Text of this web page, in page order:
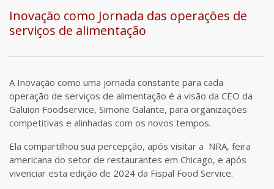
Inovação como Jornada das operações de
serviços de alimentação
A Inovação como uma jornada constante para cada
operação de serviços de alimentação é a visão da CEO da
Galuion Foodservice, Simone Galante, para organizações
competitivas e alinhadas com os novos tempos.
Ela compartilhou sua percepção, após visitar a NRA, feira
americana do setor de restaurantes em Chicago, e após
vivenciar esta edição de 2024 da Fispal Food Service.